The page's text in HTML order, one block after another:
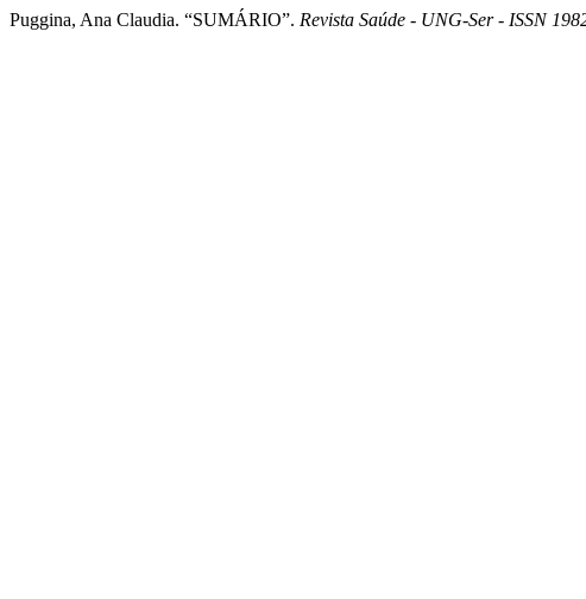
Puggina, Ana Claudia. “SUMÁRIO”. Revista Saúde - UNG-Ser - ISSN